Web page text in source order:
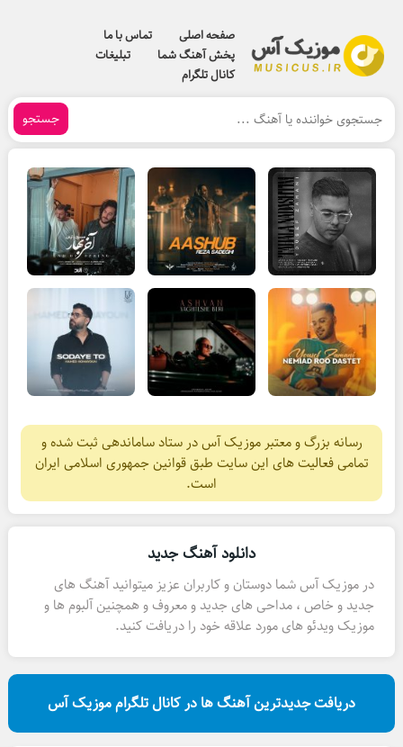
صفحه اصلی
تماس با ما
پخش آهنگ شما
تبلیغات
کانال تلگرام
جستجو
رسانه بزرگ و معتبر موزیک آس در ستاد ساماندهی ثبت شده و
تمامی فعالیت های این سایت طبق قوانین جمهوری اسلامی ایران
است.
دانلود آهنگ جدید
در موزیک آس شما دوستان و کاربران عزیز میتوانید آهنگ های
جدید و خاص ، مداحی های جدید و معروف و همچنین آلبوم ها و
موزیک ویدئو های مورد علاقه خود را دریافت کنید.
دریافت جدیدترین آهنگ ها در کانال تلگرام موزیک آس